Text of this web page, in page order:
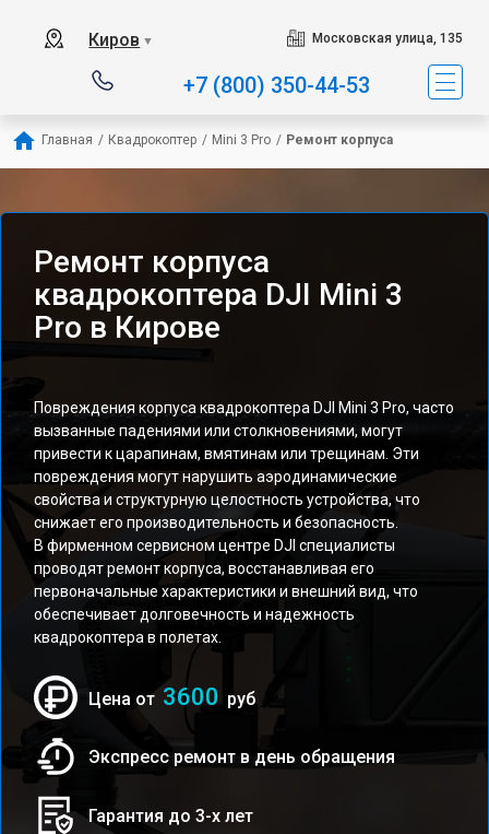
Киров ▼ Московская улица, 135
+7 (800) 350-44-53
Главная / Квадрокоптер / Mini 3 Pro / Ремонт корпуса
Ремонт корпуса
квадрокоптера DJI Mini 3
Pro в Кирове
Повреждения корпуса квадрокоптера DJI Mini 3 Pro, часто
вызванные падениями или столкновениями, могут
привести к царапинам, вмятинам или трещинам. Эти
повреждения могут нарушить аэродинамические
свойства и структурную целостность устройства, что
снижает его производительность и безопасность.
В фирменном сервисном центре DJI специалисты
проводят ремонт корпуса, восстанавливая его
первоначальные характеристики и внешний вид, что
обеспечивает долговечность и надежность
квадрокоптера в полетах.
Цена от 3600 руб
Экспресс ремонт в день обращения
Гарантия до 3-х лет